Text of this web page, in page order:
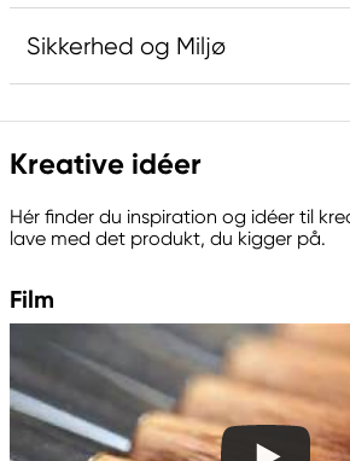
Sikkerhed og Miljø
Ansvarlig EU
Kreatima
205 14 Malmö, Sweden
www.panduro.com
Kreative idéer
Hér finder du inspiration og idéer til
lave med det produkt, du kigger på.
Film